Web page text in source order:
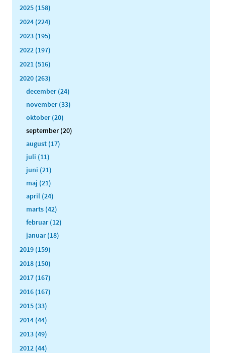
2025 (158)
2024 (224)
2023 (195)
2022 (197)
2021 (516)
2020 (263)
december (24)
november (33)
oktober (20)
september (20)
august (17)
juli (11)
juni (21)
maj (21)
april (24)
marts (42)
februar (12)
januar (18)
2019 (159)
2018 (150)
2017 (167)
2016 (167)
2015 (33)
2014 (44)
2013 (49)
2012 (44)